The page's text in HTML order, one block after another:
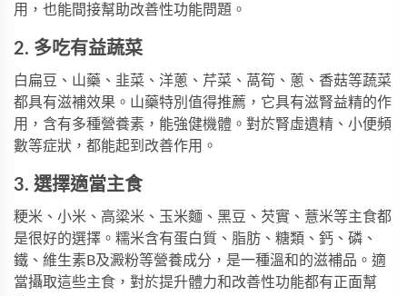
用，也能間接幫助改善性功能問題。
2. 多吃有益蔬菜
白扁豆、山藥、韭菜、洋蔥、芹菜、萵筍、蔥、香菇等蔬菜
都具有滋補效果。山藥特別值得推薦，它具有滋腎益精的作
用，含有多種營養素，能強健機體。對於腎虛遺精、小便頻
數等症狀，都能起到改善作用。
3. 選擇適當主食
粳米、小米、高粱米、玉米麵、黑豆、芡實、薏米等主食都
是很好的選擇。糯米含有蛋白質、脂肪、糖類、鈣、磷、
鐵、維生素B及澱粉等營養成分，是一種溫和的滋補品。適
當攝取這些主食，對於提升體力和改善性功能都有正面幫